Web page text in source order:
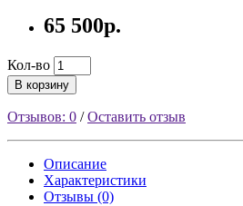
65 500р.
Кол-во
В корзину
Отзывов: 0 /Оставить отзыв
Описание
Характеристики
Отзывы (0)